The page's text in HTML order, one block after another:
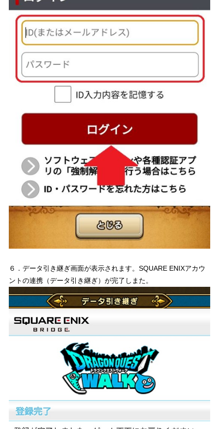
６．データ引き継ぎ画面が表示されます。SQUARE ENIXアカウ
ントの連携（データ引き継ぎ）が完了しまた。